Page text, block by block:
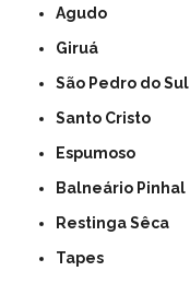
Agudo
Giruá
São Pedro do Sul
Santo Cristo
Espumoso
Balneário Pinhal
Restinga Sêca
Tapes